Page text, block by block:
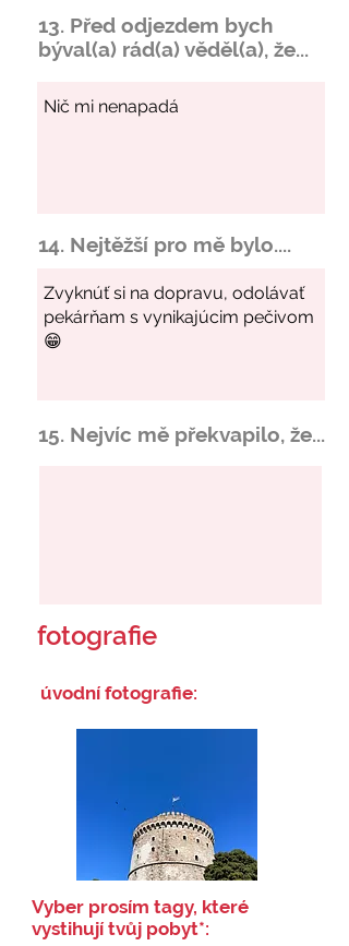
13. Před odjezdem bych
býval(a) rád(a) věděl(a), že...
14. Nejtěžší pro mě bylo....
15. Nejvíc mě překvapilo, že...
fotografie
úvodní fotografie:
Vyber prosím tagy, které
vystihují tvůj pobyt*: